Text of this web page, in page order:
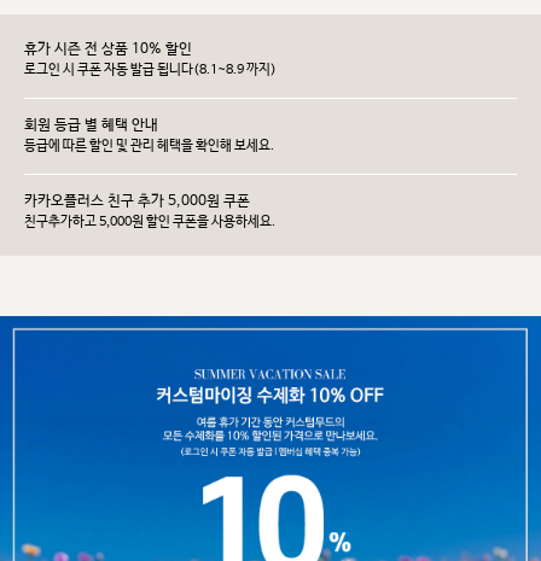
휴가 시즌 전 상품 10% 할인
로그인 시 쿠폰 자동 발급 됩니다(8.1~8.9 까지)
회원 등급 별 혜택 안내
등급에 따른 할인 및 관리 헤택을 확인해 보세요.
카카오플러스 친구 추가 5,000원 쿠폰
친구추가하고 5,000원 할인 쿠폰을 사용하세요.